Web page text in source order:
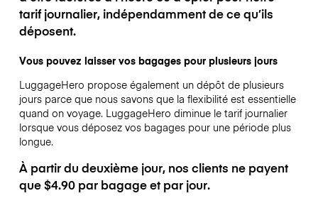
tarif journalier, indépendamment de ce qu’ils
déposent.
Vous pouvez laisser vos bagages pour plusieurs jours
LuggageHero propose également un dépôt de plusieurs
jours parce que nous savons que la flexibilité est essentielle
quand on voyage. LuggageHero diminue le tarif journalier
lorsque vous déposez vos bagages pour une période plus
longue.
À partir du deuxième jour, nos clients ne payent
que $4.90 par bagage et par jour.